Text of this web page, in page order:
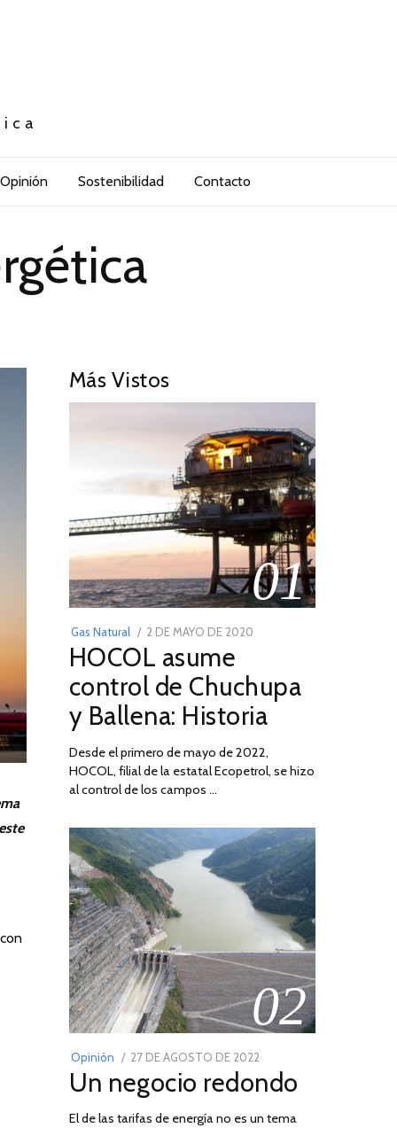
Opinión Sostenibilidad Contacto
Más Vistos
01
Gas Natural
POSTED
ON
2 DE MAYO DE 2020
DE
2026
HOCOL asume
control de Chuchupa
y Ballena: Historia
Desde el primero de mayo de 2022,
HOCOL, filial de la estatal Ecopetrol, se hizo
al control de los campos …
02
Opinión
POSTED
ON
27 DE AGOSTO DE 2022
DE
DE
Un negocio redondo
El de las tarifas de energía no es un tema